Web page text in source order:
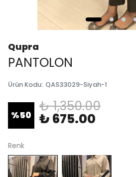
Qupra
PANTOLON
Ürün Kodu: QAS33029-Siyah-1
%50
₺ 1,350.00
₺ 675.00
Renk